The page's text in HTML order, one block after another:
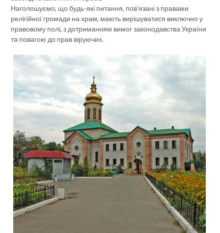
Наголошуємо, що будь-які питання, пов’язані з правами
релігійної громади на храм, мають вирішуватися виключно у
правовому полі, з дотриманням вимог законодавства України
та повагою до прав віруючих.